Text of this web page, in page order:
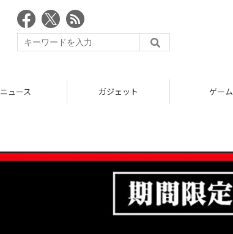
ニュース ガジェット ゲーム